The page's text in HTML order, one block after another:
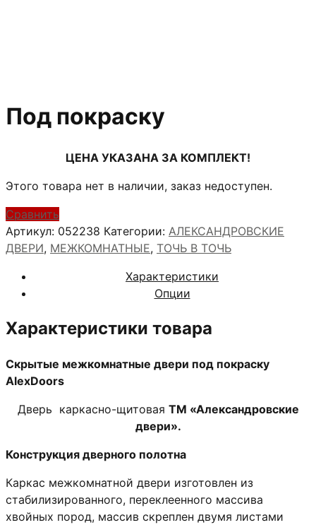
Под покраску
ЦЕНА УКАЗАНА ЗА КОМПЛЕКТ!
Этого товара нет в наличии, заказ недоступен.
Сравнить
Артикул: 052238 Категории: АЛЕКСАНДРОВСКИЕ
ДВЕРИ, МЕЖКОМНАТНЫЕ, ТОЧЬ В ТОЧЬ
Характеристики
Опции
Характеристики товара
Скрытые межкомнатные двери под покраску
AlexDoors
Дверь каркасно-щитовая ТМ «Александровские
двери».
Конструкция дверного полотна
Каркас межкомнатной двери изготовлен из
стабилизированного, переклеенного массива
хвойных пород, массив скреплен двумя листами